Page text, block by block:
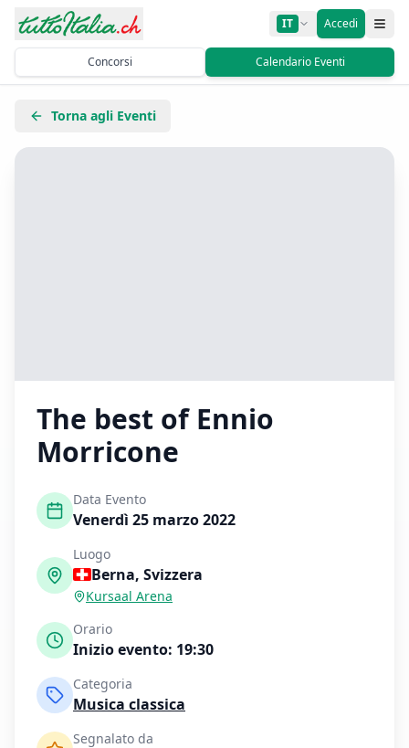
IT Accedi
Concorsi Calendario Eventi
Torna agli Eventi
The best of Ennio
Morricone
Data Evento
Venerdì 25 marzo 2022
Luogo
Berna, Svizzera
Kursaal Arena
Orario
Inizio evento: 19:30
Categoria
Musica classica
Segnalato da